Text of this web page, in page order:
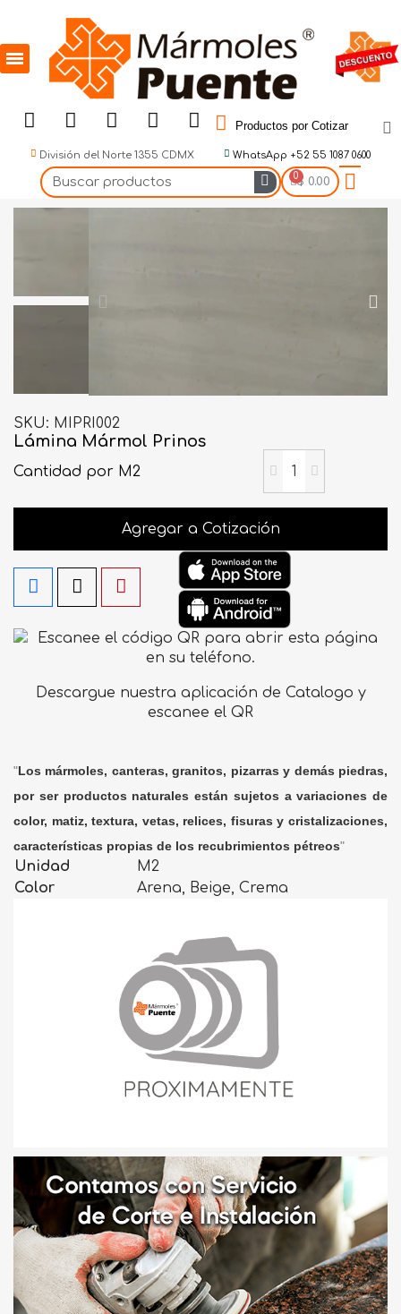
Productos por Cotizar
División del Norte 1355 CDMX WhatsApp +52 55 1087 0600
$ 0.00
SKU MIPRI002
Lámina Mármol Prinos
Cantidad por M2
Agregar a Cotización
Descargue nuestra aplicación de Catalogo y
escanee el QR
"Los mármoles, canteras, granitos, pizarras y demás piedras,
por ser productos naturales están sujetos a variaciones de
color, matiz, textura, vetas, relices, fisuras y cristalizaciones,
características propias de los recubrimientos pétreos"
Unidad
M2
Color
Arena, Beige, Crema